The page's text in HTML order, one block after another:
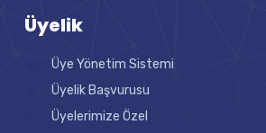
Üyelik
Üye Yönetim Sistemi
Üyelik Başvurusu
Üyelerimize Özel